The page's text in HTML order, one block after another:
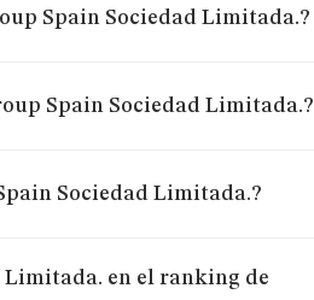
Spain Sociedad Limitada.?
Spain Sociedad Limitada.?
Sociedad Limitada.?
Limitada. en el ranking de